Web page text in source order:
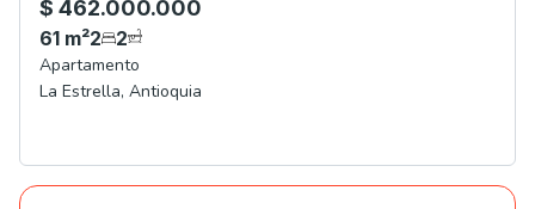
$ 462.000.000
61 m²2 2
Apartamento
La Estrella, Antioquia